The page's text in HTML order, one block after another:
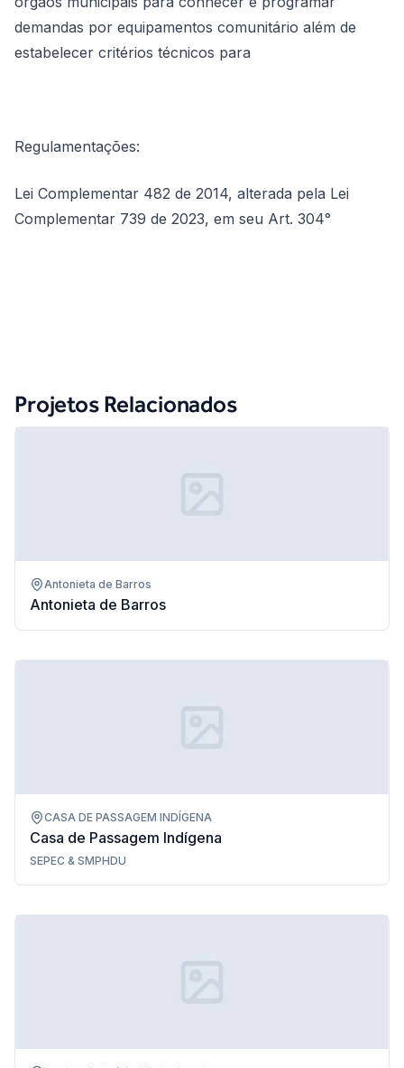
demandas por equipamentos comunitário além de
estabelecer critérios técnicos para
Regulamentações:
Lei Complementar 482 de 2014, alterada pela Lei
Complementar 739 de 2023, em seu Art. 304°
Projetos Relacionados
Antonieta de Barros
Antonieta de Barros
CASA DE PASSAGEM INDÍGENA
Casa de Passagem Indígena
SEPEC & SMPHDU